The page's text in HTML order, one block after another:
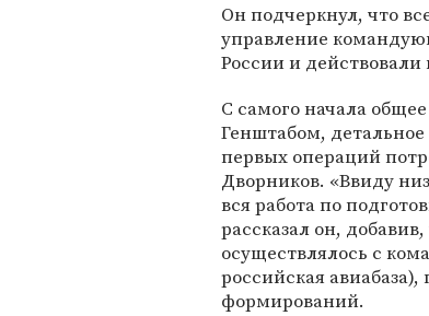
Он подчеркнул, что
управление
России и
С самого начала
Генштабом,
первых операций
Дворников. «Ввиду
вся работа по
рассказал он,
осуществлялось с
российская
формирований.